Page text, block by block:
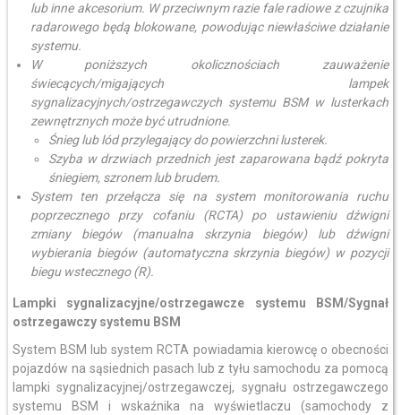
lub inne akcesorium. W przeciwnym razie fale radiowe z czujnika
radarowego będą blokowane, powodując niewłaściwe działanie
systemu.
W poniższych okolicznościach zauważenie
świecących/migających lampek
sygnalizacyjnych/ostrzegawczych systemu BSM w lusterkach
zewnętrznych może być utrudnione.
Śnieg lub lód przylegający do powierzchni lusterek.
Szyba w drzwiach przednich jest zaparowana bądź pokryta
śniegiem, szronem lub brudem.
System ten przełącza się na system monitorowania ruchu
poprzecznego przy cofaniu (RCTA) po ustawieniu dźwigni
zmiany biegów (manualna skrzynia biegów) lub dźwigni
wybierania biegów (automatyczna skrzynia biegów) w pozycji
biegu wstecznego (R).
Lampki sygnalizacyjne/ostrzegawcze systemu BSM/Sygnał
ostrzegawczy systemu BSM
System BSM lub system RCTA powiadamia kierowcę o obecności
pojazdów na sąsiednich pasach lub z tyłu samochodu za pomocą
lampki sygnalizacyjnej/ostrzegawczej, sygnału ostrzegawczego
systemu BSM i wskaźnika na wyświetlaczu (samochody z